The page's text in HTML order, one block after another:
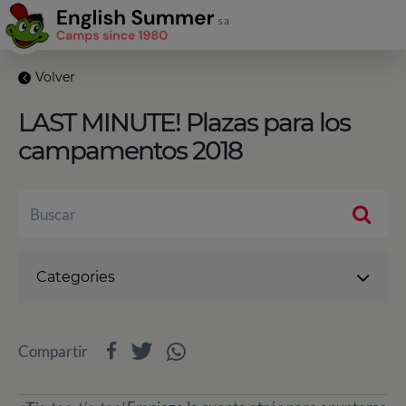
Volver
LAST MINUTE! Plazas para los
campamentos 2018
Categories
Compartir